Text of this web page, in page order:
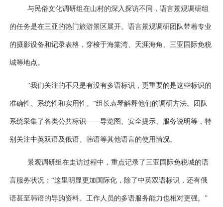
与民俗文化调研组在山村的深入探访不同，语言景观调研组
的任务是在三亚的热门旅游景区展开。语言景观调研团队带着专业
的摄影设备和记录表格，穿梭于海棠湾、天涯海角、三亚国际免税
城等地点。
“我们关注的不只是有没有多语标识，更重要的是这些标识的
准确性、系统性和实用性。”组长袁琴解释他们的调研方法。团队
系统采集了各类公共标识——导览图、安全提示、服务说明等，特
别关注中英双语及俄语、韩语等其他语言的使用情况。
景观调研组在走访过程中，重点记录了三亚国际免税城的语
言服务状况：“这里明显更加国际化，除了中英双语标识，还有俄
语甚至韩语的导购资料。工作人员的多语服务能力也相对更强。”